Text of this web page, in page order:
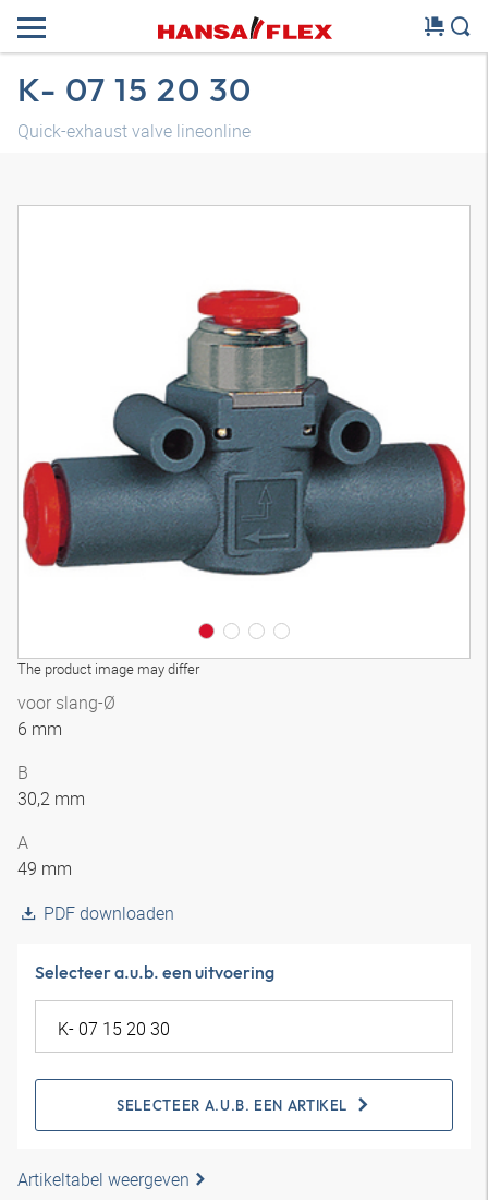
K- 07 15 20 30
Quick-exhaust valve lineonline
The product image may differ
3D-model
voor slang-Ø
6 mm
B
30,2 mm
A
49 mm
PDF downloaden
Selecteer a.u.b. een uitvoering
SELECTEER A.U.B. EEN ARTIKEL
Artikeltabel weergeven